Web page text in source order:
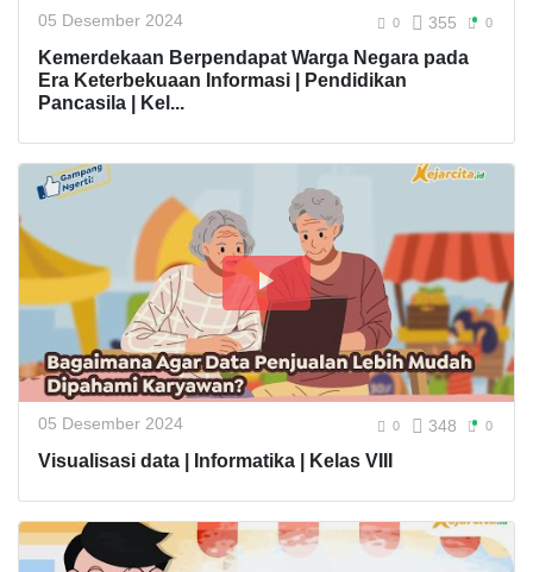
05 Desember 2024 0 355 0
Kemerdekaan Berpendapat Warga Negara pada
Era Keterbekuaan Informasi | Pendidikan
Pancasila | Kel...
05 Desember 2024 0 348 0
Visualisasi data | Informatika | Kelas VIII